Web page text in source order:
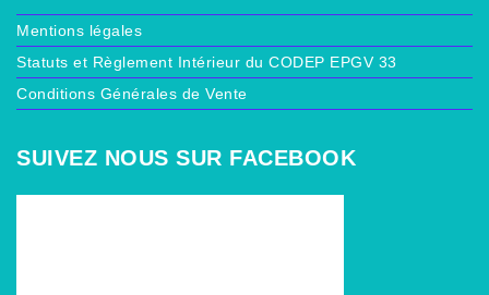
Mentions légales
Statuts et Règlement Intérieur du CODEP EPGV 33
Conditions Générales de Vente
SUIVEZ NOUS SUR FACEBOOK